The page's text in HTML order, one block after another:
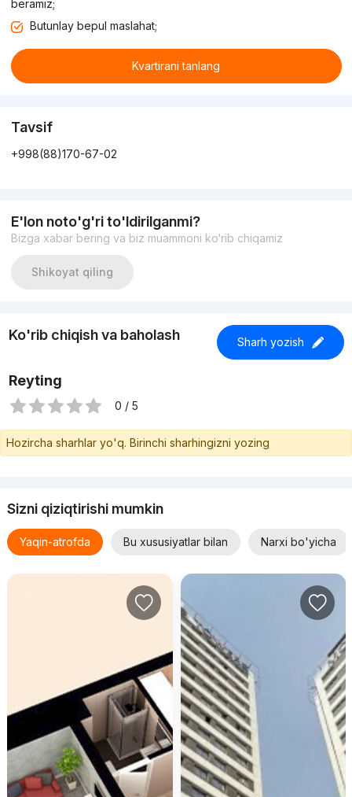
beramiz;
Butunlay bepul maslahat;
Kvartirani tanlang
Tavsif
+998(88)170-67-02
E'lon noto'g'ri to'ldirilganmi?
Bizga xabar bering va biz muammoni ko‘rib chiqamiz
Shikoyat qiling
Ko'rib chiqish va baholash Sharh yozish
Reyting
0 / 5
Hozircha sharhlar yo'q. Birinchi sharhingizni yozing
Sizni qiziqtirishi mumkin
Yaqin-atrofda Bu xususiyatlar bilan Narxi bo'yicha